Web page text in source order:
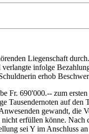
Liegenschaft
infolge
erhob
Fr. 690'000.-- zum
Tausendernoten auf
gewandt, die
erfüllen könne.
sei Y im Anschluss